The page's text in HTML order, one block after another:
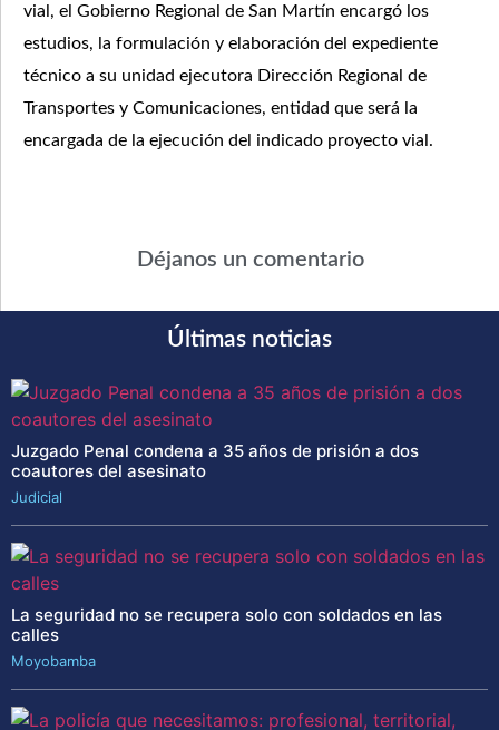
vial, el Gobierno Regional de San Martín encargó los
estudios, la formulación y elaboración del expediente
técnico a su unidad ejecutora Dirección Regional de
Transportes y Comunicaciones, entidad que será la
encargada de la ejecución del indicado proyecto vial.
Déjanos un comentario
Últimas noticias
Juzgado Penal condena a 35 años de prisión a dos
coautores del asesinato
Judicial
La seguridad no se recupera solo con soldados en las
calles
Moyobamba